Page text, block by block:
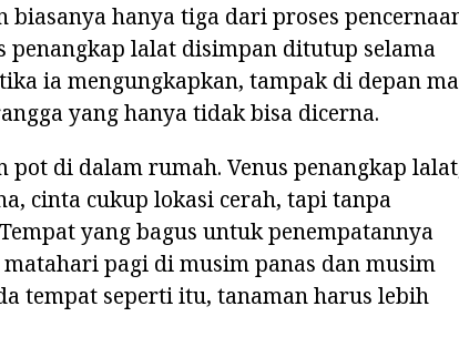
biasanya hanya tiga dari proses
penangkap lalat disimpan ditutup selama
ia mengungkapkan, tampak di depan
yang hanya tidak bisa dicerna.
di dalam rumah. Venus penangkap
cinta cukup lokasi cerah, tapi tanpa
yang bagus untuk penempatannya
pagi di musim panas dan musim
tempat seperti itu, tanaman harus lebih